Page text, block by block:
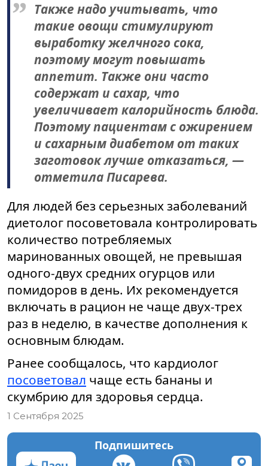
Также надо учитывать, что
такие овощи стимулируют
выработку желчного сока,
поэтому могут повышать
аппетит. Также они часто
содержат и сахар, что
увеличивает калорийность блюда.
Поэтому пациентам с ожирением
и сахарным диабетом от таких
заготовок лучше отказаться, —
отметила Писарева.
Для людей без серьезных заболеваний
диетолог посоветовала контролировать
количество потребляемых
маринованных овощей, не превышая
одного-двух средних огурцов или
помидоров в день. Их рекомендуется
включать в рацион не чаще двух-трех
раз в неделю, в качестве дополнения к
основным блюдам.
Ранее сообщалось, что кардиолог
посоветовал чаще есть бананы и
скумбрию для здоровья сердца.
1 Сентября 2025
Подпишитесь